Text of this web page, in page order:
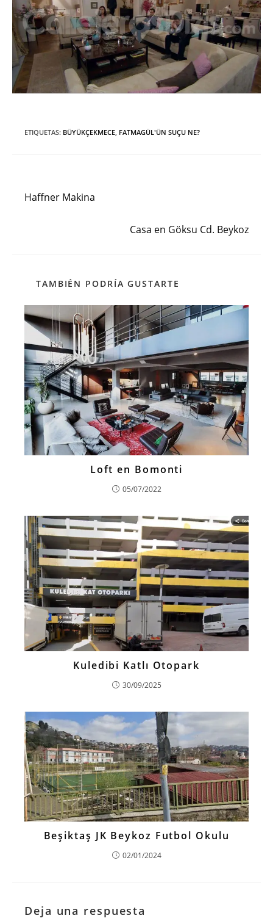
ETIQUETAS: BÜYÜKÇEKMECE, FATMAGÜL'ÜN SUÇU NE?
más
artículos
Haffner Makina
Casa en Göksu Cd. Beykoz
TAMBIÉN PODRÍA GUSTARTE
Loft en Bomonti
05/07/2022
Kuledibi Katlı Otopark
30/09/2025
Beşiktaş JK Beykoz Futbol Okulu
02/01/2024
Deja una respuesta